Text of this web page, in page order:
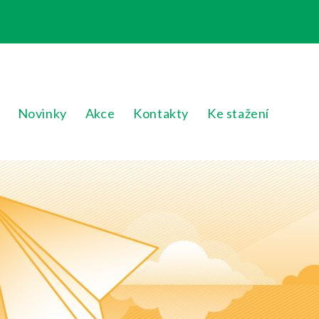
Novinky Akce Kontakty Ke stažení